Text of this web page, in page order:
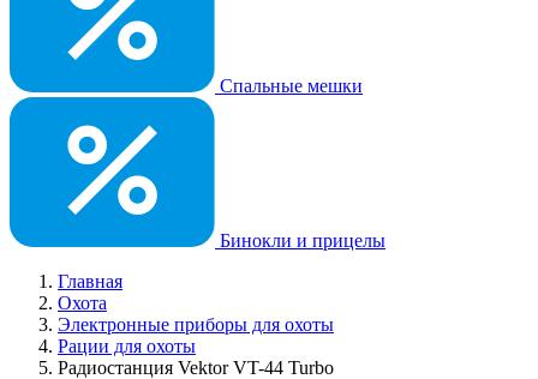
Спальные мешки
Бинокли и прицелы
Главная
Охота
Электронные приборы для охоты
Рации для охоты
Радиостанция Vektor VT-44 Turbo